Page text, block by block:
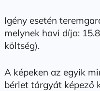
Igény esetén
melynek havi díja:
költség).
A képeken az egyik
bérlet tárgyát képező